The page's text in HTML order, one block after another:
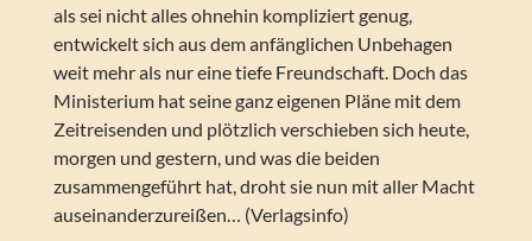
als sei nicht alles ohnehin kompliziert genug,
entwickelt sich aus dem anfänglichen Unbehagen
weit mehr als nur eine tiefe Freundschaft. Doch das
Ministerium hat seine ganz eigenen Pläne mit dem
Zeitreisenden und plötzlich verschieben sich heute,
morgen und gestern, und was die beiden
zusammengeführt hat, droht sie nun mit aller Macht
auseinanderzureißen… (Verlagsinfo)